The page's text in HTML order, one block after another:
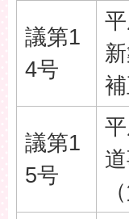
議第1
4号
議第1
5号